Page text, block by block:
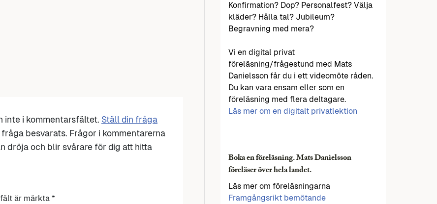
inte i kommentarsfältet. Ställ din fråga
besvarats. Frågor i kommentarerna
dröja och blir svårare för dig att hitta
är märkta *
Konfirmation? Dop? Personalfest? Välja
kläder? Hålla tal? Jubileum?
Begravning med mera?
Vi en digital privat
föreläsning/frågestund med Mats
Danielsson får du i ett videomöte råden.
Du kan vara ensam eller som en
föreläsning med flera deltagare.
Läs mer om en digitalt privatlektion
Boka en föreläsning. Mats Danielsson
föreläser över hela landet.
Läs mer om föreläsningarna
Framgångsrikt bemötande